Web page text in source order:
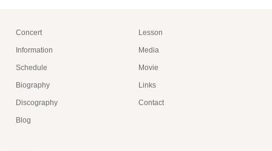
Concert
Information
Schedule
Biography
Discography
Blog
Lesson
Media
Movie
Links
Contact